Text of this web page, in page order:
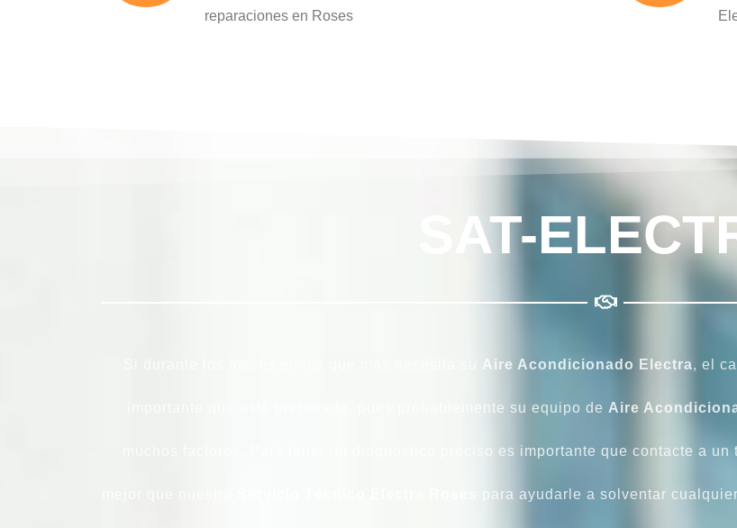
reparaciones en Roses
SAT-
Aire Acondicionado Electra, el
importante que esté preparado, pues probablemente su equipo de Aire
muchos factores. Para tener un diagnóstico preciso es importante que contacte a
para ayudarle a solventar